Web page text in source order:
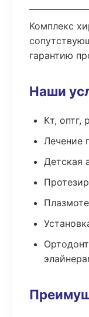
Комплекс
гарантию
Наши
Кт, оптг,
Лечение
Детская